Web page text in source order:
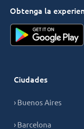
Obtenga la
Ciudades
› Buenos Aires
› Barcelona